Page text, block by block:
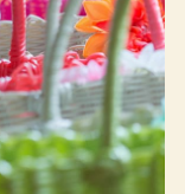
覧